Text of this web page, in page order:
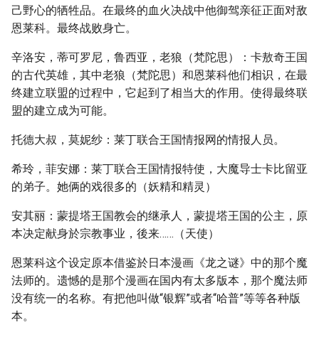
己野心的牺牲品。在最终的血火决战中他御驾亲征正面对敌
恩莱科。最终战败身亡。
辛洛安，蒂可罗尼，鲁西亚，老狼（梵陀思）：卡敖奇王国
的古代英雄，其中老狼（梵陀思）和恩莱科他们相识，在最
终建立联盟的过程中，它起到了相当大的作用。使得最终联
盟的建立成为可能。
托德大叔，莫妮纱：莱丁联合王国情报网的情报人员。
希玲，菲安娜：莱丁联合王国情报特使，大魔导士卡比留亚
的弟子。她俩的戏很多的（妖精和精灵）
安其丽：蒙提塔王国教会的继承人，蒙提塔王国的公主，原
本决定献身於宗教事业，後来……（天使）
恩莱科这个设定原本借鉴於日本漫画《龙之谜》中的那个魔
法师的。遗憾的是那个漫画在国内有太多版本，那个魔法师
没有统一的名称。有把他叫做“银辉”或者“哈普”等等各种版
本。